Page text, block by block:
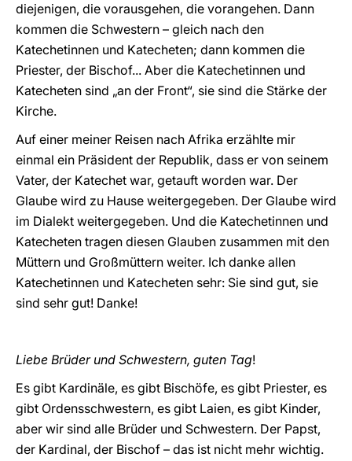
diejenigen, die vorausgehen, die vorangehen. Dann
kommen die Schwestern – gleich nach den
Katechetinnen und Katecheten; dann kommen die
Priester, der Bischof... Aber die Katechetinnen und
Katecheten sind „an der Front“, sie sind die Stärke der
Kirche.
Auf einer meiner Reisen nach Afrika erzählte mir
einmal ein Präsident der Republik, dass er von seinem
Vater, der Katechet war, getauft worden war. Der
Glaube wird zu Hause weitergegeben. Der Glaube wird
im Dialekt weitergegeben. Und die Katechetinnen und
Katecheten tragen diesen Glauben zusammen mit den
Müttern und Großmüttern weiter. Ich danke allen
Katechetinnen und Katecheten sehr: Sie sind gut, sie
sind sehr gut! Danke!
Liebe Brüder und Schwestern, guten Tag!
Es gibt Kardinäle, es gibt Bischöfe, es gibt Priester, es
gibt Ordensschwestern, es gibt Laien, es gibt Kinder,
aber wir sind alle Brüder und Schwestern. Der Papst,
der Kardinal, der Bischof – das ist nicht mehr wichtig.